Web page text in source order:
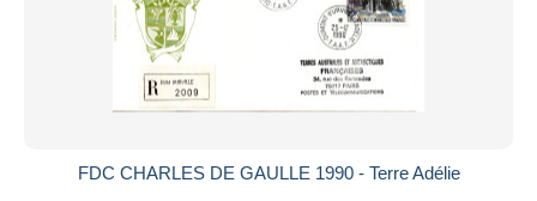
FDC CHARLES DE GAULLE 1990 - Terre Adélie